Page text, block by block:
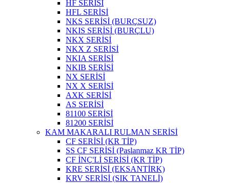
HF SERİSİ
HFL SERİSİ
NKS SERİSİ (BURÇSUZ)
NKIS SERİSİ (BURÇLU)
NKX SERİSİ
NKX Z SERİSİ
NKIA SERİSİ
NKIB SERİSİ
NX SERİSİ
NX X SERİSİ
AXK SERİSİ
AS SERİSİ
81100 SERİSİ
81200 SERİSİ
KAM MAKARALI RULMAN SERİSİ
CF SERİSİ (KR TİP)
SS CF SERİSİ (Paslanmaz KR TİP)
CF İNÇ'Lİ SERİSİ (KR TİP)
KRE SERİSİ (EKSANTİRK)
KRV SERİSİ (SIK TANELİ)